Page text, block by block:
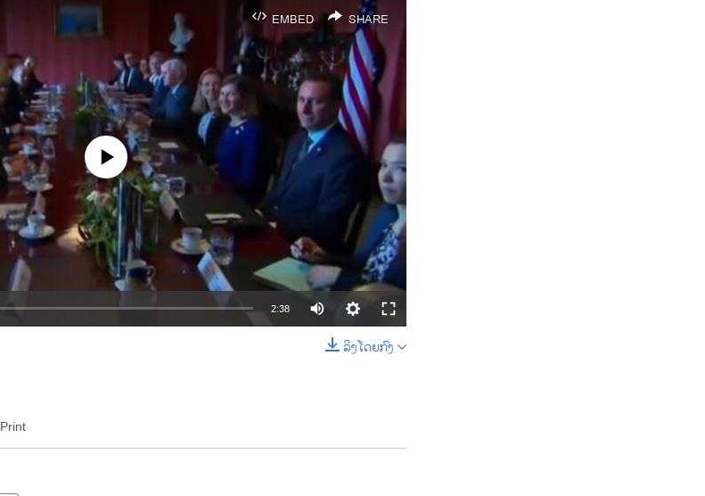
EMBED SHARE
SHARE
No media source currently available
2:38
ລິງໂດຍກົງ
Print